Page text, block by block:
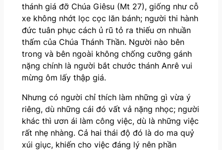
thánh giá đỡ Chúa Giêsu (Mt 27), giống như cỗ
xe không nhớt lọc cọc lăn bánh; người thi hành
đức tuân phục cách ủ rũ tỏ ra thiếu ơn nhuần
thấm của Chúa Thánh Thần. Người nào bên
trong và bên ngoài không chống cưỡng gánh
nặng chính là người bắt chước thánh Anrê vui
mừng ôm lấy thập giá.
Nhưng có người chỉ thích làm những gì vừa ý
riêng, dù những cái đó vất vả nặng nhọc; người
khác thì ươn ái làm công việc, dù là những việc
rất nhẹ nhàng. Cả hai thái độ đó là do ma quỷ
xúi giục, khiến cho việc đáng lý nên phần